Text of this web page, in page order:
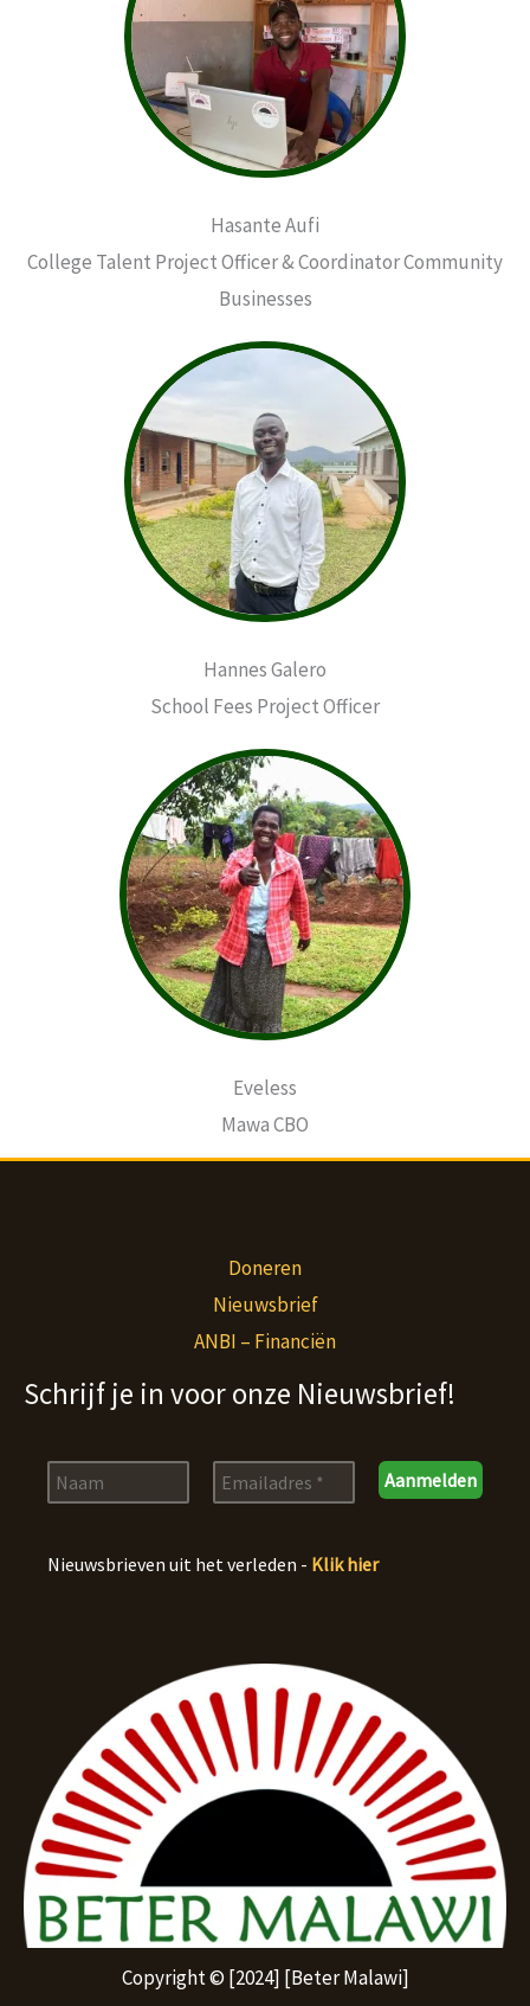
Hasante Aufi
College Talent Project Officer & Coordinator Community
Businesses
Hannes Galero
School Fees Project Officer
Eveless
Mawa CBO
Doneren
Nieuwsbrief
ANBI – Financiën
Schrijf je in voor onze Nieuwsbrief!
Nieuwsbrieven uit het verleden - Klik hier
Copyright © [2024] [Beter Malawi]